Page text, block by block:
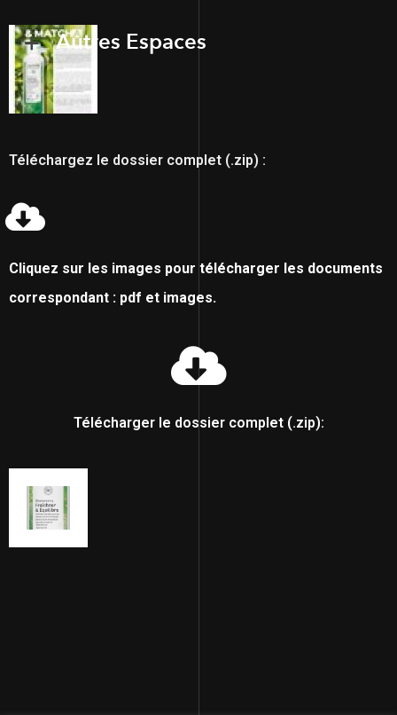
Autres Espaces
Téléchargez le dossier complet (.zip) :
Cliquez sur les images pour télécharger les documents
correspondant : pdf et images.
Télécharger le dossier complet (.zip):